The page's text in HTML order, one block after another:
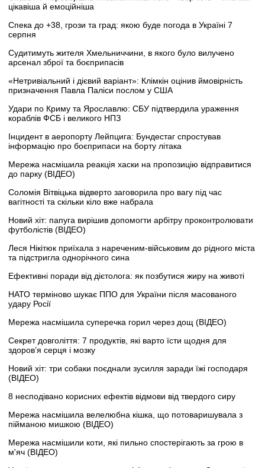
цікавіша й емоційніша
Спека до +38, грози та град: якою буде погода в Україні 7
серпня
Судитимуть жителя Хмельниччини, в якого було вилучено
арсенал зброї та боєприпасів
«Нетривіальний і дієвий варіант»: Клімкін оцінив ймовірність
призначення Павла Паліси послом у США
Удари по Криму та Ярославлю: СБУ підтвердила ураження
кораблів ФСБ і великого НПЗ
Інцидент в аеропорту Лейпцига: Бундестаг спростував
інформацію про боєприпаси на борту літака
Мережа насмішила реакція хаски на пропозицію відправитися
до парку (ВІДЕО)
Соломія Вітвіцька відверто заговорила про вагу під час
вагітності та скільки кіло вже набрала
Новий хіт: папуга вирішив допомогти арбітру проконтролювати
футболістів (ВІДЕО)
Леся Нікітюк приїхала з нареченим-військовим до рідного міста
та підстригла однорічного сина
Ефективні поради від дієтолога: як позбутися жиру на животі
НАТО терміново шукає ППО для України після масованого
удару Росії
Мережа насмішила суперечка горил через дощ (ВІДЕО)
Секрет довголіття: 7 продуктів, які варто їсти щодня для
здоров’я серця і мозку
Новий хіт: три собаки поєднали зусилля заради їжі господаря
(ВІДЕО)
8 несподівано корисних ефектів відмови від твердого сиру
Мережа насмішила велелюбна кішка, що потоваришувала з
пійманою мишкою (ВІДЕО)
Мережа насмішили коти, які пильно спостерігають за грою в
м'яч (ВІДЕО)